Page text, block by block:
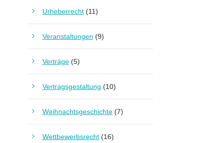
Urheberrecht(11)
Veranstaltungen (9)
Verträge(5)
Vertragsgestaltung (10)
Weihnachtsgeschichte(7)
Wettbewerbsrecht(16)